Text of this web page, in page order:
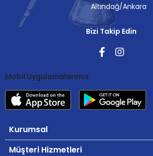
Altındağ/Ankara
Bizi Takip Edin
Mobil Uygulamalarımız
Kurumsal
Müşteri Hizmetleri